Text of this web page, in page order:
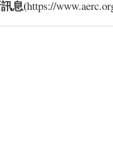
息(https://